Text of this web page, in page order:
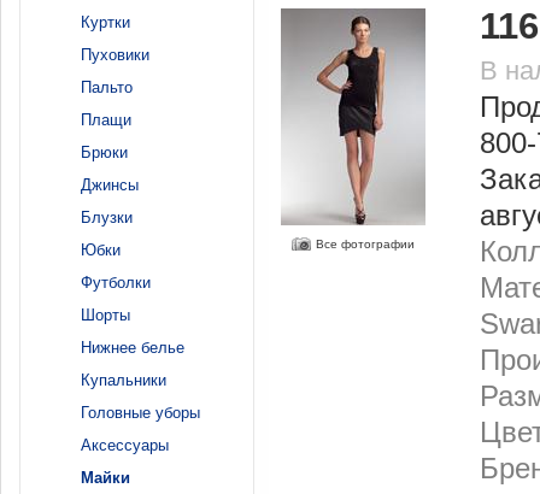
Все фотографии
В
Куртки
Пуховики
Пальто
Плащи
Брюки
Джинсы
Блузки
Юбки
Футболки
Шорты
Нижнее белье
Купальники
Головные уборы
Аксессуары
Майки